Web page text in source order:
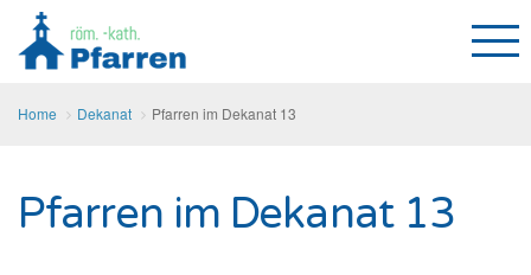
Home Dekanat Pfarren im Dekanat 13
Pfarren im Dekanat 13